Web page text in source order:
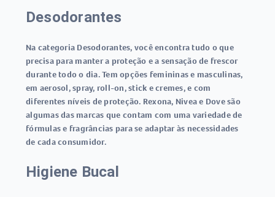
Desodorantes
Na categoria Desodorantes, você encontra tudo o que
precisa para manter a proteção e a sensação de frescor
durante todo o dia. Tem opções femininas e masculinas,
em aerosol, spray, roll-on, stick e cremes, e com
diferentes níveis de proteção. Rexona, Nivea e Dove são
algumas das marcas que contam com uma variedade de
fórmulas e fragrâncias para se adaptar às necessidades
de cada consumidor.
Higiene Bucal